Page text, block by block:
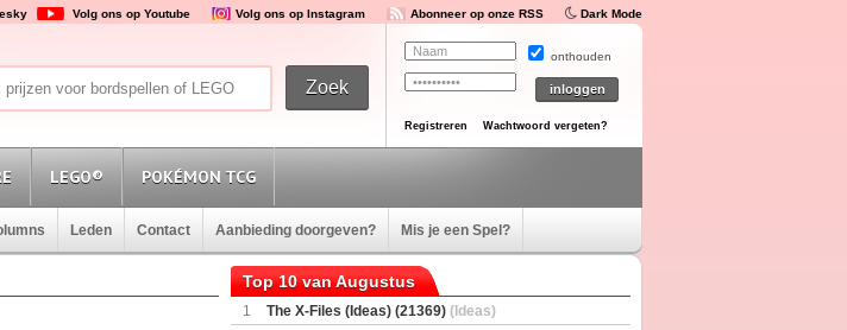
Volg ons op Youtube Volg ons op Instagram Abonneer op onze RSS Dark Mode
onthouden
Registreren Wachtwoord vergeten?
LEGO® POKÉMON TCG
Leden Contact Aanbieding doorgeven? Mis je een Spel?
Top 10 van Augustus
1 The X-Files (Ideas) (21369) (Ideas)